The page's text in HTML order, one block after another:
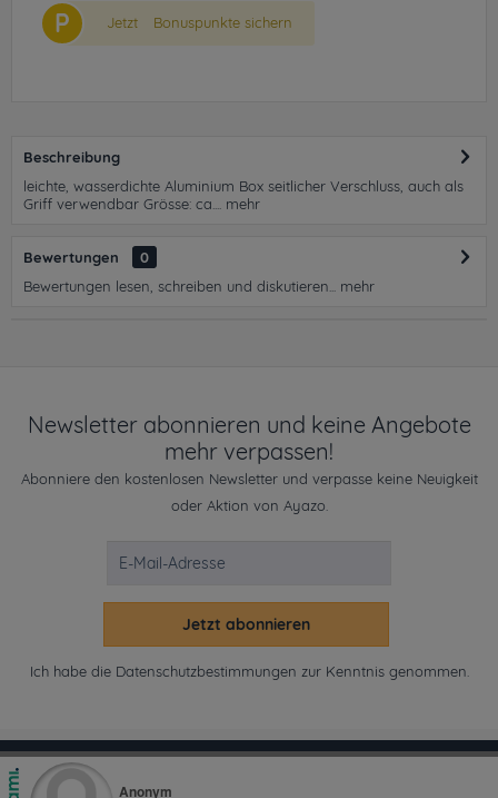
P Jetzt Bonuspunkte sichern
Beschreibung
leichte, wasserdichte Aluminium Box seitlicher Verschluss, auch als
Griff verwendbar Grösse: ca....
mehr
Bewertungen
0
Bewertungen lesen, schreiben und diskutieren...
mehr
Newsletter abonnieren und keine Angebote
mehr verpassen!
Abonniere den kostenlosen Newsletter und verpasse keine Neuigkeit
oder Aktion von Ayazo.
Jetzt abonnieren
Ich habe die Datenschutzbestimmungen zur Kenntnis genommen.